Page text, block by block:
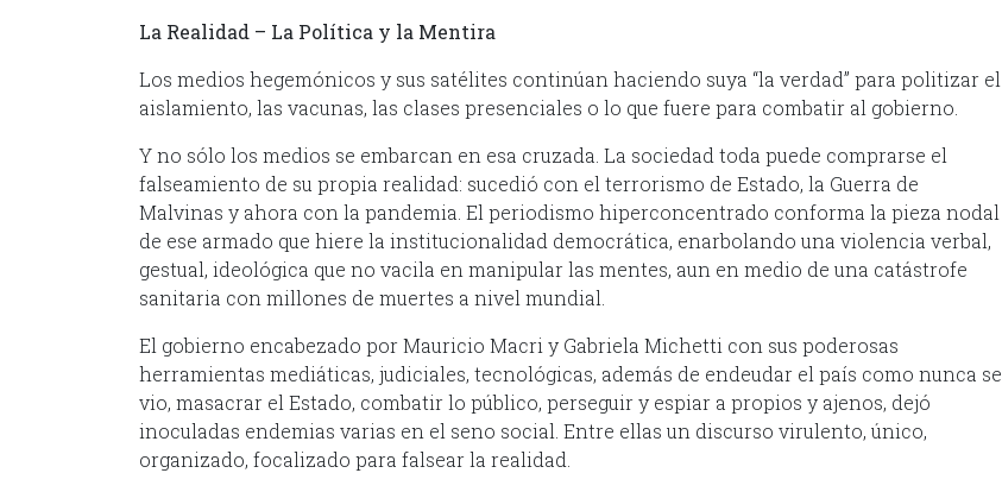
La Realidad – La Política y la Mentira
Los medios hegemónicos y sus satélites continúan haciendo suya “la verdad” para politizar el
aislamiento, las vacunas, las clases presenciales o lo que fuere para combatir al gobierno.
Y no sólo los medios se embarcan en esa cruzada. La sociedad toda puede comprarse el
falseamiento de su propia realidad: sucedió con el terrorismo de Estado, la Guerra de
Malvinas y ahora con la pandemia. El periodismo hiperconcentrado conforma la pieza nodal
de ese armado que hiere la institucionalidad democrática, enarbolando una violencia verbal,
gestual, ideológica que no vacila en manipular las mentes, aun en medio de una catástrofe
sanitaria con millones de muertes a nivel mundial.
El gobierno encabezado por Mauricio Macri y Gabriela Michetti con sus poderosas
herramientas mediáticas, judiciales, tecnológicas, además de endeudar el país como nunca se
vio, masacrar el Estado, combatir lo público, perseguir y espiar a propios y ajenos, dejó
inoculadas endemias varias en el seno social. Entre ellas un discurso virulento, único,
organizado, focalizado para falsear la realidad.